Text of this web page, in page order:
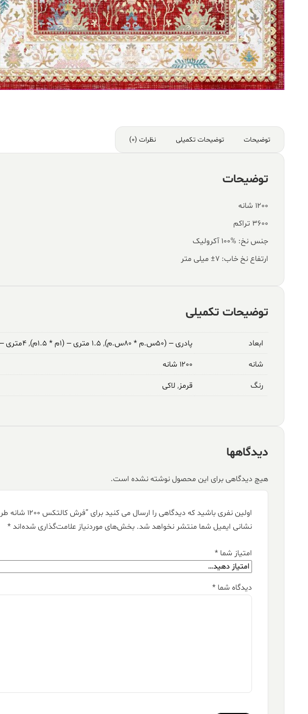
توضیحات توضیحات تکمیلی نظرات (0)
توضیحات
۱۲۰۰ شانه
۳۶۰۰ تراکم
جنس نخ: %100 آکرولیک
ارتفاع نخ خاب: ۷± میلی متر
توضیحات تکمیلی
ابعاد پادری – (۵۰س.م * ۸۰س.م) , ۱.۵ متری – (۱م * ۱.۵م) ,۴متری – (۱.۵م * ۲.۲۵م)
شانه
۱۲۰۰ شانه
رنگ
قرمز, لاکی
دیدگاهها
هیچ دیدگاهی برای این محصول نوشته نشده است.
اولین نفری باشید که دیدگاهی را ارسال می کنید برای “فرش کالتکس ۱۲۰۰ شانه طرح پانته آ لاکی”
نشانی ایمیل شما منتشر نخواهد شد. بخش‌های موردنیاز علامت‌گذاری شده‌اند *
امتیاز شما *
دیدگاه شما *